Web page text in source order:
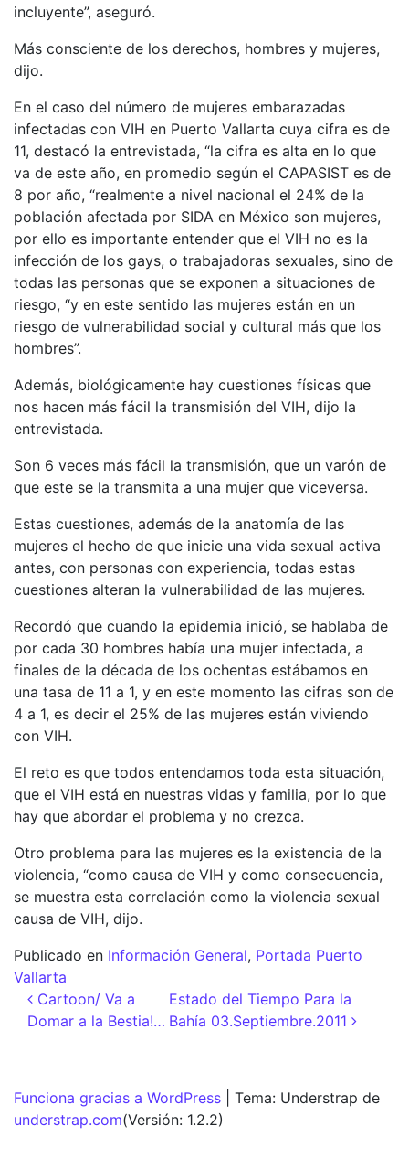
incluyente”, aseguró.
Más consciente de los derechos, hombres y mujeres,
dijo.
En el caso del número de mujeres embarazadas
infectadas con VIH en Puerto Vallarta cuya cifra es de
11, destacó la entrevistada, “la cifra es alta en lo que
va de este año, en promedio según el CAPASIST es de
8 por año, “realmente a nivel nacional el 24% de la
población afectada por SIDA en México son mujeres,
por ello es importante entender que el VIH no es la
infección de los gays, o trabajadoras sexuales, sino de
todas las personas que se exponen a situaciones de
riesgo, “y en este sentido las mujeres están en un
riesgo de vulnerabilidad social y cultural más que los
hombres”.
Además, biológicamente hay cuestiones físicas que
nos hacen más fácil la transmisión del VIH, dijo la
entrevistada.
Son 6 veces más fácil la transmisión, que un varón de
que este se la transmita a una mujer que viceversa.
Estas cuestiones, además de la anatomía de las
mujeres el hecho de que inicie una vida sexual activa
antes, con personas con experiencia, todas estas
cuestiones alteran la vulnerabilidad de las mujeres.
Recordó que cuando la epidemia inició, se hablaba de
por cada 30 hombres había una mujer infectada, a
finales de la década de los ochentas estábamos en
una tasa de 11 a 1, y en este momento las cifras son de
4 a 1, es decir el 25% de las mujeres están viviendo
con VIH.
El reto es que todos entendamos toda esta situación,
que el VIH está en nuestras vidas y familia, por lo que
hay que abordar el problema y no crezca.
Otro problema para las mujeres es la existencia de la
violencia, “como causa de VIH y como consecuencia,
se muestra esta correlación como la violencia sexual
causa de VIH, dijo.
Publicado en Información General, Portada Puerto
Vallarta
Navegación de entradas
Cartoon/ Va a
Domar a la Bestia!…
Estado del Tiempo Para la
Bahía 03.Septiembre.2011
Funciona gracias a WordPress
Tema: Understrap de
understrap.com(Versión: 1.2.2)